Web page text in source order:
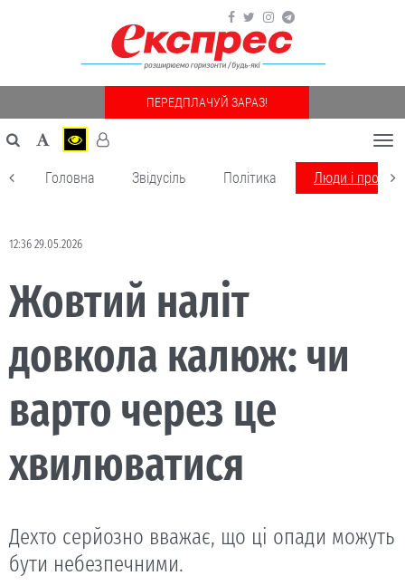
ПЕРЕДПЛАЧУЙ ЗАРАЗ!
Головна Звідусіль Політика Люди і
12:36 29.05.2026
Жовтий наліт
довкола калюж: чи
варто через це
хвилюватися
Дехто серйозно вважає, що ці опади можуть
бути небезпечними.